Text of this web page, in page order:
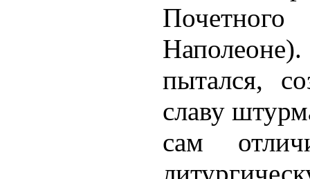
пытался,
славу
сам